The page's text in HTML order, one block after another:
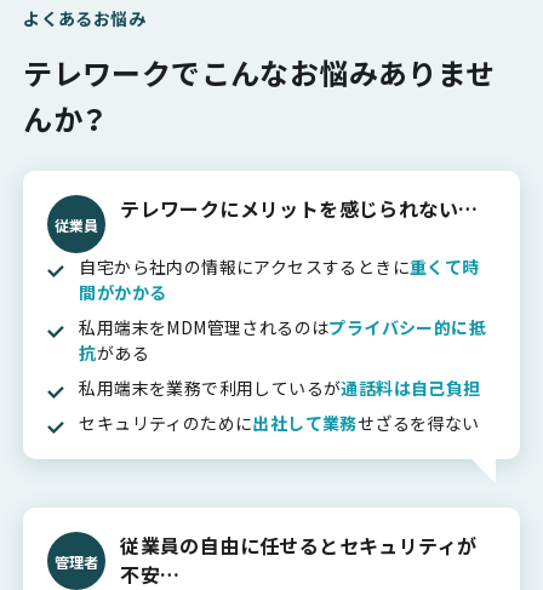
よくあるお悩み
テレワークでこんなお悩みありませ
んか？
従業員
テレワークにメリットを感じられない…
自宅から社内の情報にアクセスするときに重くて時
間がかかる
私用端末をMDM管理されるのはプライバシー的に抵
抗がある
私用端末を業務で利用しているが通話料は自己負担
セキュリティのために出社して業務せざるを得ない
管理者
従業員の自由に任せるとセキュリティが
不安…